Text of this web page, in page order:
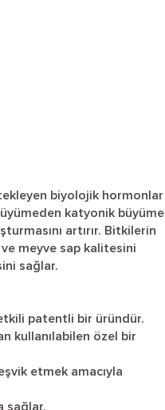
biyolojik hormonlar
katyonik büyüme
artırır. Bitkilerin
meyve sap kalitesini
sağlar.
patentli bir üründür.
kullanılabilen özel bir
etmek amacıyla
sağlar.